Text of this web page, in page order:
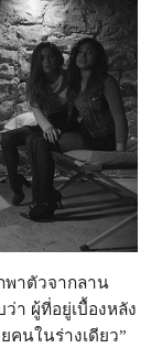
พาตัวจากลาน
า ผู้ที่อยู่เบื้องหลัง
คนในร่างเดียว”